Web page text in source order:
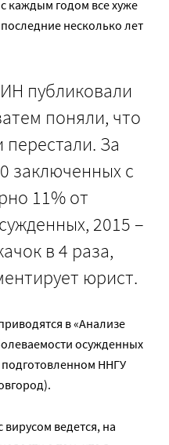
каждым годом все хуже
несколько лет
публиковали
поняли, что
За
заключенных с
11% от
2015 –
в 4 раза,
юрист.
в «Анализе
осужденных
ННГУ
ведется, на